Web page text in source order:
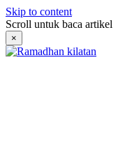
Skip to content
Scroll untuk baca artikel
×